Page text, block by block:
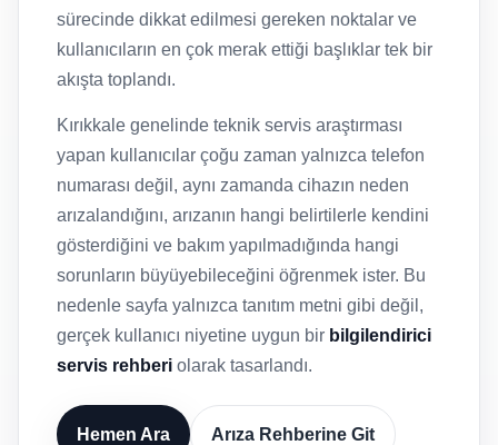
sürecinde dikkat edilmesi gereken noktalar ve
kullanıcıların en çok merak ettiği başlıklar tek bir
akışta toplandı.
Kırıkkale genelinde teknik servis araştırması
yapan kullanıcılar çoğu zaman yalnızca telefon
numarası değil, aynı zamanda cihazın neden
arızalandığını, arızanın hangi belirtilerle kendini
gösterdiğini ve bakım yapılmadığında hangi
sorunların büyüyebileceğini öğrenmek ister. Bu
nedenle sayfa yalnızca tanıtım metni gibi değil,
gerçek kullanıcı niyetine uygun bir bilgilendirici
servis rehberi olarak tasarlandı.
Hemen Ara Arıza Rehberine Git